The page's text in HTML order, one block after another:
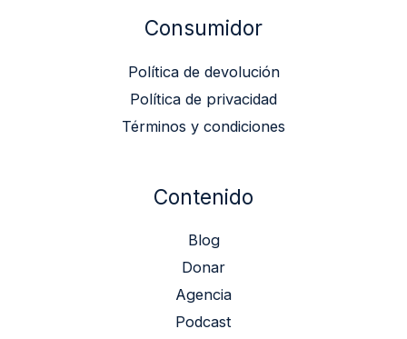
Consumidor
Política de devolución
Política de privacidad
Términos y condiciones
Contenido
Blog
Donar
Agencia
Podcast